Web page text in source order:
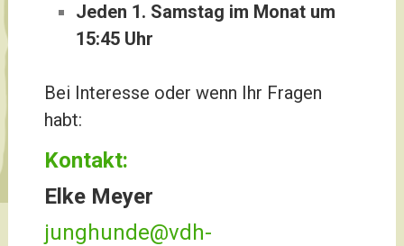
Jeden 1. Samstag im Monat um
15:45 Uhr
Bei Interesse oder wenn Ihr Fragen
habt:
Kontakt:
Elke Meyer
junghunde@vdh-